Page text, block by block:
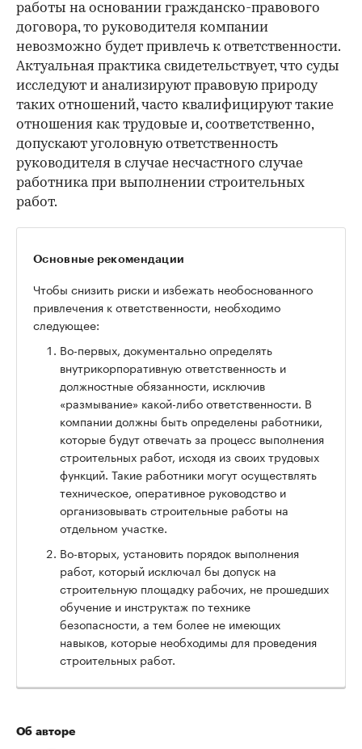
работы на основании гражданско-правового
договора, то руководителя компании
невозможно будет привлечь к ответственности.
Актуальная практика свидетельствует, что суды
исследуют и анализируют правовую природу
таких отношений, часто квалифицируют такие
отношения как трудовые и, соответственно,
допускают уголовную ответственность
руководителя в случае несчастного случае
работника при выполнении строительных
работ.
Основные рекомендации
Чтобы снизить риски и избежать необоснованного
привлечения к ответственности, необходимо
следующее:
Во-первых, документально определять
внутрикорпоративную ответственность и
должностные обязанности, исключив
«размывание» какой-либо ответственности. В
компании должны быть определены работники,
которые будут отвечать за процесс выполнения
строительных работ, исходя из своих трудовых
функций. Такие работники могут осуществлять
техническое, оперативное руководство и
организовывать строительные работы на
отдельном участке.
Во-вторых, установить порядок выполнения
работ, который исключал бы допуск на
строительную площадку рабочих, не прошедших
обучение и инструктаж по технике
безопасности, а тем более не имеющих
навыков, которые необходимы для проведения
строительных работ.
Об авторе